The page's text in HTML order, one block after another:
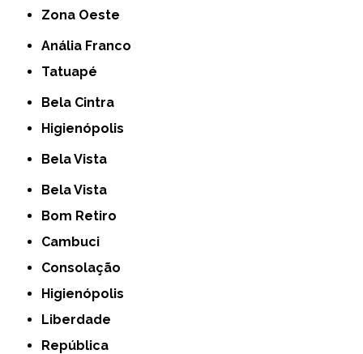
Zona Oeste
Anália Franco
Tatuapé
Bela Cintra
Higienópolis
Bela Vista
Bela Vista
Bom Retiro
Cambuci
Consolação
Higienópolis
Liberdade
República